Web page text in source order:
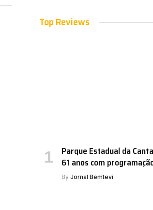
Top Reviews
Parque Estadual da
61 anos com
By Jornal Bemtevi